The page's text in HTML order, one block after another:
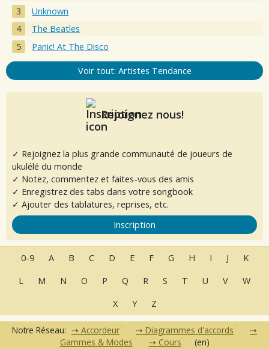
Unknown
The Beatles
Panic! At The Disco
Voir tout: Artistes Tendance
Rejoignez nous!
✓ Rejoignez la plus grande communauté de joueurs de
ukulélé du monde
✓ Notez, commentez et faites-vous des amis
✓ Enregistrez des tabs dans votre songbook
✓ Ajouter des tablatures, reprises, etc.
Inscription
0-9 A B C D E F G H I J
K
L
M N O P Q R S T U V
W
X
Y Z
Notre Réseau: Accordeur
Diagrammes d'accords
Gammes & Modes
Cours (en)